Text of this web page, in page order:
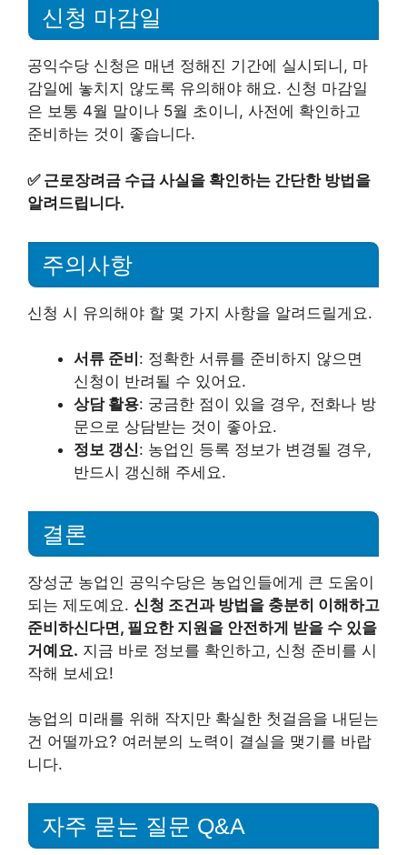
신청 마감일
공익수당 신청은 매년 정해진 기간에 실시되니, 마
감일에 놓치지 않도록 유의해야 해요. 신청 마감일
은 보통 4월 말이나 5월 초이니, 사전에 확인하고
준비하는 것이 좋습니다.
✅ 근로장려금 수급 사실을 확인하는 간단한 방법을
알려드립니다.
주의사항
신청 시 유의해야 할 몇 가지 사항을 알려드릴게요.
서류 준비 : 정확한 서류를 준비하지 않으면
신청이 반려될 수 있어요.
상담 활용: 궁금한 점이 있을 경우, 전화나 방
문으로 상담받는 것이 좋아요.
정보 갱신: 농업인 등록 정보가 변경될 경우,
반드시 갱신해 주세요.
결론
장성군 농업인 공익수당은 농업인들에게 큰 도움이
되는 제도예요. 신청 조건과 방법을 충분히 이해하고
준비하신다면, 필요한 지원을 안전하게 받을 수 있을
거예요. 지금 바로 정보를 확인하고, 신청 준비를 시
작해 보세요!
농업의 미래를 위해 작지만 확실한 첫걸음을 내딛는
건 어떨까요? 여러분의 노력이 결실을 맺기를 바랍
니다.
자주 묻는 질문 Q&A